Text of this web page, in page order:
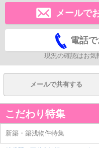
メールで
電話
現況の確認はお気
メールで共有する
こだわり特集
新築・築浅物件特集